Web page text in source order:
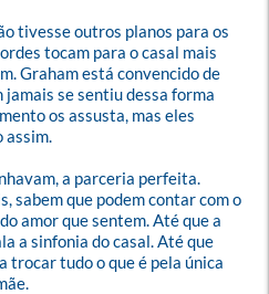
tivesse outros planos para os
tocam para o casal mais
Graham está convencido de
jamais se sentiu dessa forma
os assusta, mas eles
assim.
a parceria perfeita.
sabem que podem contar com o
amor que sentem. Até que a
a sinfonia do casal. Até que
trocar tudo o que é pela única